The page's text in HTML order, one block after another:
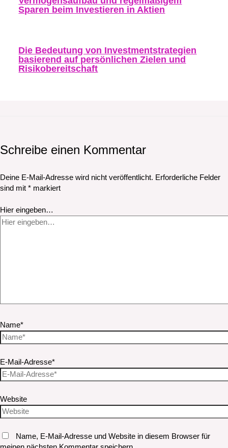
Sparen beim Investieren in Aktien
Die Bedeutung von Investmentstrategien
basierend auf persönlichen Zielen und
Risikobereitschaft
Schreibe einen Kommentar
Deine E-Mail-Adresse wird nicht veröffentlicht. Erforderliche Felder
sind mit * markiert
Hier eingeben…
Name*
E-Mail-Adresse*
Website
Name, E-Mail-Adresse und Website in diesem Browser für